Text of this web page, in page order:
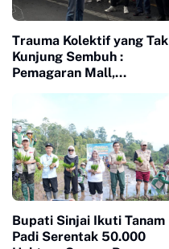
Trauma Kolektif yang Tak
Kunjung Sembuh :
Pemagaran Mall,
Bupati Sinjai Ikuti Tanam
Padi Serentak 50.000